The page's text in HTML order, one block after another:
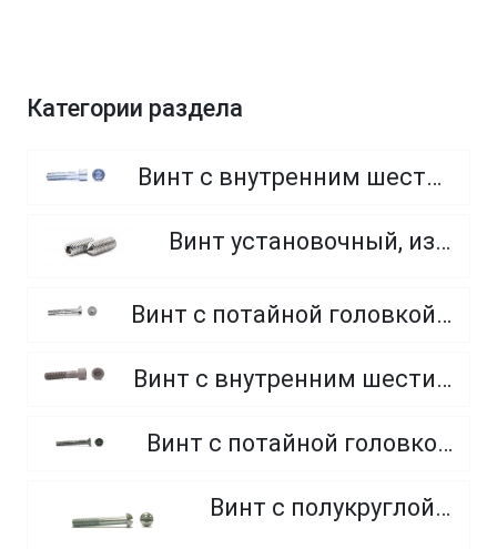
Категории раздела
Винт с внутренним шестигранником, неполная резьба, класс прочности 8.8
Винт установочный, из нержавеющей стали A2
Винт с потайной головкой и внутренним шестигранником, класс прочности 8.8 и 10.9
Винт с внутренним шестигранником, неполная резьба, класс прочности 10.9 и 12.9
Винт с потайной головкой, оцинкованный, крестообразный шлиц
Винт с полукруглой головкой